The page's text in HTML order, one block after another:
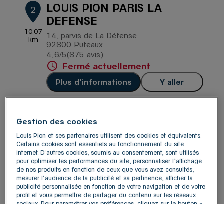
2
10.07
km
LOUIS PION PARIS LA
DEFENSE
14, parvis de La Défense
92800 Puteaux
4,6/5 Note de 4.6 sur 5
(875 avis)
Fermé actuellement
Plus d'informations Y aller
3
10.69
km
LOUIS PION PARIS PASSAGE
DU HAVRE
109, rue Saint Lazare
75009 Paris
4,3/5Note de 4.3 sur 5
(576 avis)
Fermé actuellement
Plus d'informations Y aller
Gestion des cookies
Louis Pion et ses partenaires utilisent des cookies et équivalents.
Certains cookies sont essentiels au fonctionnement du site
internet. D'autres cookies, soumis au consentement, sont utilisés
pour optimiser les performances du site, personnaliser l’affichage
de nos produits en fonction de ceux que vous avez consultés,
mesurer l'audience de la publicité et sa pertinence, afficher la
publicité personnalisée en fonction de votre navigation et de votre
profil et vous permettre de partager du contenu sur les réseaux